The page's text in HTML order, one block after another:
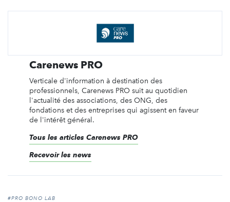
Carenews PRO
Verticale d'information à destination des
professionnels, Carenews PRO suit au quotidien
l'actualité des associations, des ONG, des
fondations et des entreprises qui agissent en faveur
de l'intérêt général.
Tous les articles Carenews PRO
Recevoir les news
#PRO BONO LAB